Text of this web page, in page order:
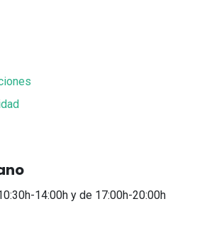
14:00h y de 17:00h-20:00h